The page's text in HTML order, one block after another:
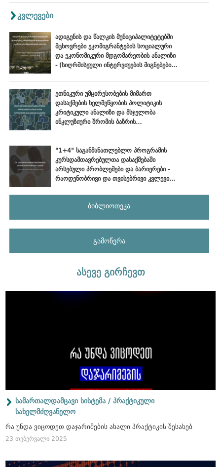
კვლევები
ადიგენის და წალკის მუნიციპალიტეტებში
მცხოვრები ეკომიგრანტების სოციალური
და ეკონომიკური მდგომარეობის ანალიზი
- (სიღრმისეული ინტერვიუების მიგნებები),
ეთნიკური უმცირესობების მიმართ
დასაქმების ხელშეწყობის პოლიტიკის
კრიტიკული ანალიზი და მსჯელობა
ინკლუზიური შრომის ბაზრის
"1+4" საგანმანათლებლო პროგრამის
კურსდამთავრებულთა დასაქმებაში
არსებული პრობლემები და ბარიერები -
რაოდენობრივი და თვისებრივი კვლევის
ბიბლიოთეკა
გამოწერა
ასევე გირჩევთ
სამართალდამცავი სისტემა / პრაქტიკული
სახელმძღვანელო
რა უნდა ვიცოდეთ დაჯარიმების ახალი პრაქტიკის შესახებ
23 თებერვალი 2025